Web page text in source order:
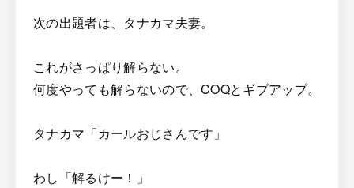
次の出題者は、タナカマ夫妻。
これがさっぱり解らない。
何度やっても解らないので、COQとギブアップ。
タナカマ「カールおじさんです」
わし「解るけー！」